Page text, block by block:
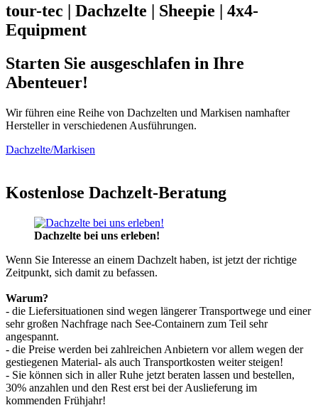
tour-tec | Dachzelte | Sheepie | 4x4-
Equipment
Starten Sie ausgeschlafen in Ihre
Abenteuer!
Wir führen eine Reihe von Dachzelten und Markisen namhafter
Hersteller in verschiedenen Ausführungen.
Dachzelte/Markisen
Kostenlose Dachzelt-Beratung
Dachzelte bei uns erleben!
Wenn Sie Interesse an einem Dachzelt haben, ist jetzt der richtige
Zeitpunkt, sich damit zu befassen.
Warum?
- die Liefersituationen sind wegen längerer Transportwege und einer
sehr großen Nachfrage nach See-Containern zum Teil sehr
angespannt.
- die Preise werden bei zahlreichen Anbietern vor allem wegen der
gestiegenen Material- als auch Transportkosten weiter steigen!
- Sie können sich in aller Ruhe jetzt beraten lassen und bestellen,
30% anzahlen und den Rest erst bei der Auslieferung im
kommenden Frühjahr!